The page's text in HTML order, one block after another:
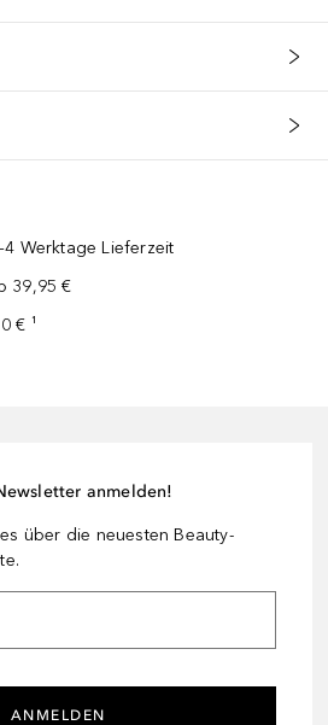
Werktage Lieferzeit
39,95 €
€ ¹
anmelden!
über die neuesten Beauty-
ANMELDEN